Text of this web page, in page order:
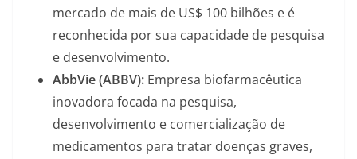
mercado de mais de US$ 100 bilhões e é
reconhecida por sua capacidade de pesquisa
e desenvolvimento.
AbbVie (ABBV): Empresa biofarmacêutica
inovadora focada na pesquisa,
desenvolvimento e comercialização de
medicamentos para tratar doenças graves,